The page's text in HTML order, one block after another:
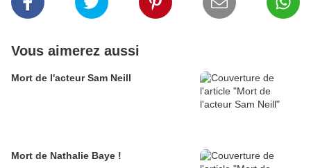
Vous aimerez aussi
Mort de l'acteur Sam Neill
Mort de Nathalie Baye !